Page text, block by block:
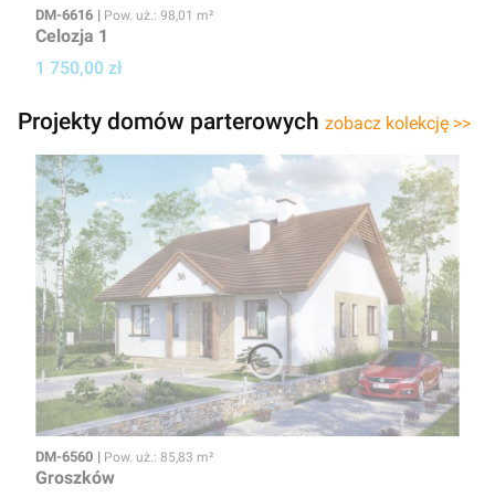
Kod
DM-6616 Powierzchnia użytkowa
Pow. uż.: 98,01 m²
Celozja 1
Cena projektu
1 750,00 zł
Projekty domów parterowych zobacz kolekcję >>
Kod
DM-6560 Powierzchnia użytkowa
Pow. uż.: 85,83 m²
Groszków